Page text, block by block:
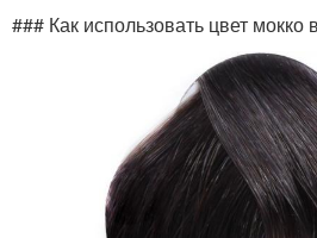
### Как использовать цвет мокко